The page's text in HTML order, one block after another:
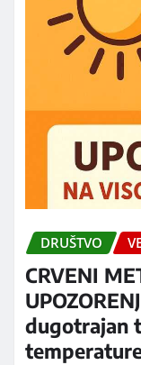
DRUŠTVO
CRVENI
dugotrajan